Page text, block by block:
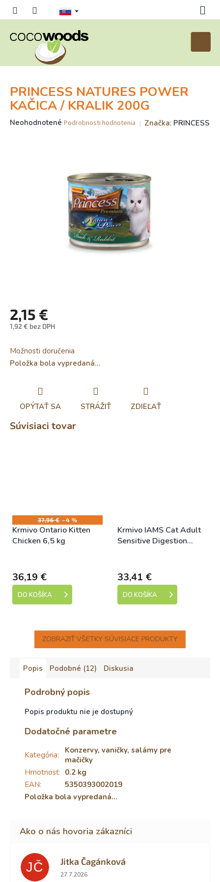
košík
PRINCESS NATURES POWER
KAČICA / KRALIK 200G
Priemerné
Neohodnotené Podrobnosti hodnotenia Značka: PRINCESS
2,15 €
1,92 € bez DPH
cena:
Možnosti doručenia
Položka bola vypredaná…
OPÝTAŤ SA STRÁŽIŤ ZDIEĽAŤ
Súvisiaci tovar
37,96 € –4 %
Krmivo Ontario Kitten
Chicken 6,5 kg
36,19 €
DO KOŠÍKA
Krmivo IAMS Cat Adult
Sensitive Digestion
33,41 €
DO KOŠÍKA
ZOBRAZIŤ VŠETKY SÚVISIACE PRODUKTY
Popis Podobné (12) Diskusia
Podrobný popis
Popis produktu nie je dostupný
Dodatočné parametre
Kategória:
Konzervy, vaničky, salámy pre
mačičky
Hmotnosť: 0.2 kg
EAN:
5350393002019
Položka bola vypredaná…
JČ Jitka Čagánková
Hodnotenie obchodu je 5 z 5 hviezdičiek.
27.7.2026